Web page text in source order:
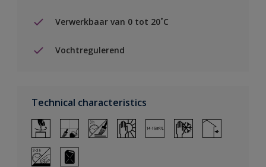
Verwerkbaar van 0 tot 20˚C
Vochtregulerend
Technical characteristics